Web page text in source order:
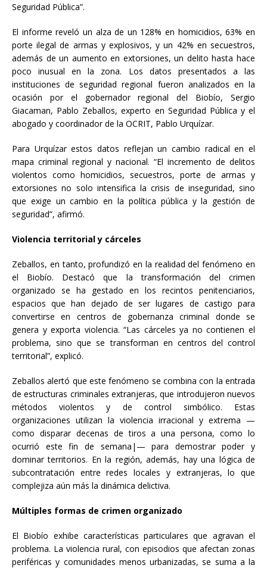
Seguridad Pública”.
El informe reveló un alza de un 128% en homicidios, 63% en
porte ilegal de armas y explosivos, y un 42% en secuestros,
además de un aumento en extorsiones, un delito hasta hace
poco inusual en la zona. Los datos presentados a las
instituciones de seguridad regional fueron analizados en la
ocasión por el gobernador regional del Biobío, Sergio
Giacaman, Pablo Zeballos, experto en Seguridad Pública y el
abogado y coordinador de la OCRIT, Pablo Urquízar.
Para Urquízar estos datos reflejan un cambio radical en el
mapa criminal regional y nacional. “El incremento de delitos
violentos como homicidios, secuestros, porte de armas y
extorsiones no solo intensifica la crisis de inseguridad, sino
que exige un cambio en la política pública y la gestión de
seguridad”, afirmó.
Violencia territorial y cárceles
Zeballos, en tanto, profundizó en la realidad del fenómeno en
el Biobío. Destacó que la transformación del crimen
organizado se ha gestado en los recintos penitenciarios,
espacios que han dejado de ser lugares de castigo para
convertirse en centros de gobernanza criminal donde se
genera y exporta violencia. “Las cárceles ya no contienen el
problema, sino que se transforman en centros del control
territorial”, explicó.
Zeballos alertó que este fenómeno se combina con la entrada
de estructuras criminales extranjeras, que introdujeron nuevos
métodos violentos y de control simbólico. Estas
organizaciones utilizan la violencia irracional y extrema —
como disparar decenas de tiros a una persona, como lo
ocurrió este fin de semana|— para demostrar poder y
dominar territorios. En la región, además, hay una lógica de
subcontratación entre redes locales y extranjeras, lo que
complejiza aún más la dinámica delictiva.
Múltiples formas de crimen organizado
El Biobío exhibe características particulares que agravan el
problema. La violencia rural, con episodios que afectan zonas
periféricas y comunidades menos urbanizadas, se suma a la